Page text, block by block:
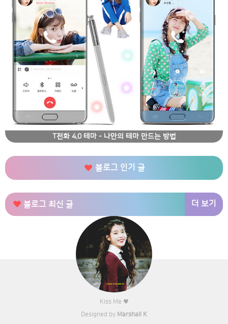
T전화 4.0 테마 - 나만의 테마 만드는 방법
블로그 인기 글
블로그 최신 글 더 보기
Kiss Me ♥
Designed by Marshall K